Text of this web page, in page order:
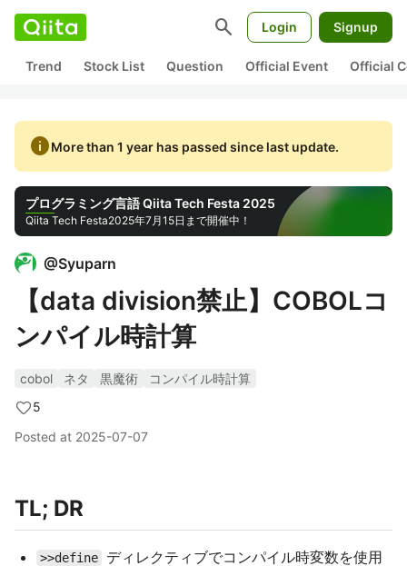
search Login Signup
Trend Stock List Question Official Event Official
infoMore than 1 year has passed since last update.
プログラミング言語 Qiita Tech Festa 2025
Qiita Tech Festa2025年7月15日まで開催中！
@Syuparn
【data division禁止】COBOLコ
ンパイル時計算
cobol ネタ 黒魔術
コンパイル時計算
5
Posted at 2025-07-07
TL; DR
>>define ディレクティブでコンパイル時変数を使用